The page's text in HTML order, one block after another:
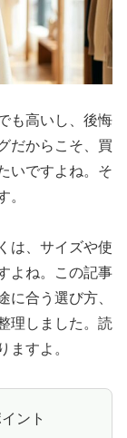
も高いし、後悔
だからこそ、買
いですよね。そ
。
は、サイズや使
よね。この記事
に合う選び方、
理しました。読
ますよ。
ント